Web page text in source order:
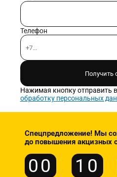
Телефон
Получить
Нажимая кнопку отправить
обработку персональных
Спецпредложение! Мы
до повышения акцизных
00 10